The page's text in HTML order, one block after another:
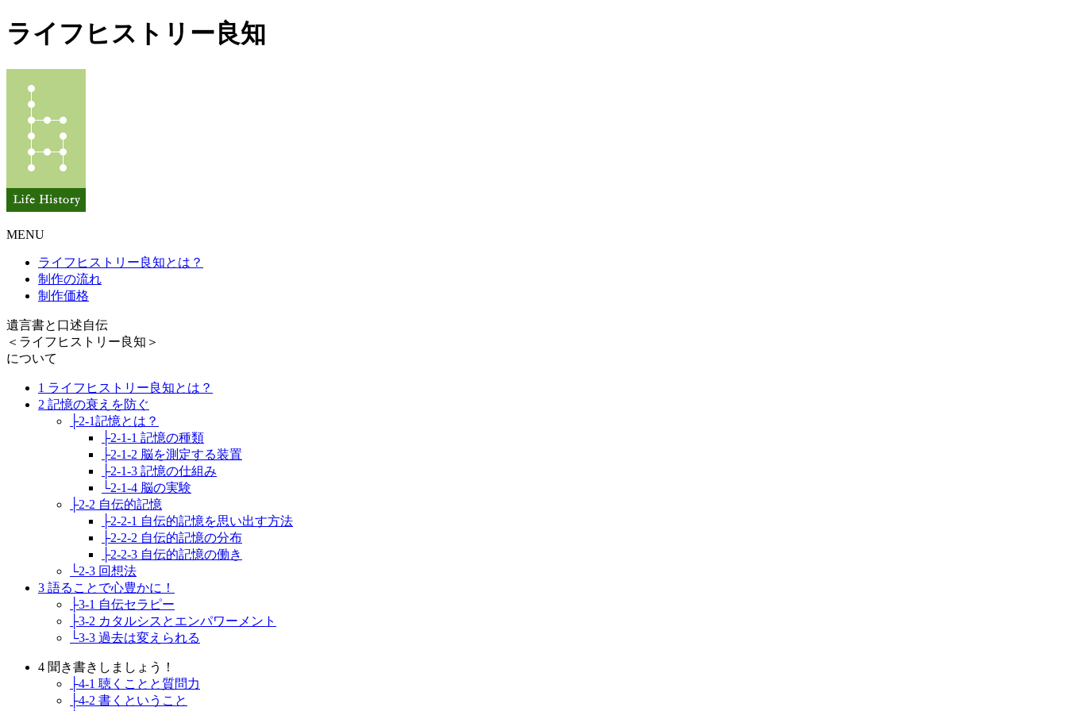
ライフヒストリー良知
MENU
ライフヒストリー良知とは？
制作の流れ
制作価格
遺言書と口述自伝
＜ライフヒストリー良知＞
について
1 ライフヒストリー良知とは？
2 記憶の衰えを防ぐ
├2-1記憶とは？
├2-1-1 記憶の種類
├2-1-2 脳を測定する装置
├2-1-3 記憶の仕組み
└2-1-4 脳の実験
├2-2 自伝的記憶
├2-2-1 自伝的記憶を思い出す方法
├2-2-2 自伝的記憶の分布
├2-2-3 自伝的記憶の働き
└2-3 回想法
3 語ることで心豊かに！
├3-1 自伝セラピー
├3-2 カタルシスとエンパワーメント
└3-3 過去は変えられる
4 聞き書きしましょう！
├4-1 聴くことと質問力
├4-2 書くということ